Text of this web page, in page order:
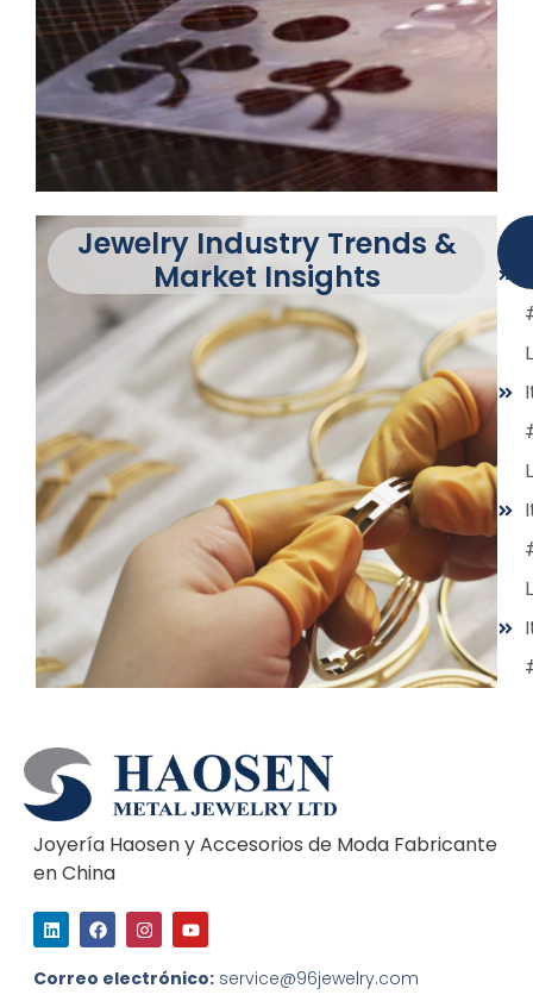
Jewelry Industry Trends &
Market Insights
Joyería Haosen y Accesorios de Moda Fabricante
en China
L
i
n
k
e
F
a
c
e
b
I
n
s
t
a
Y
o
u
t
u
Correo electrónico: service@96jewelry.com